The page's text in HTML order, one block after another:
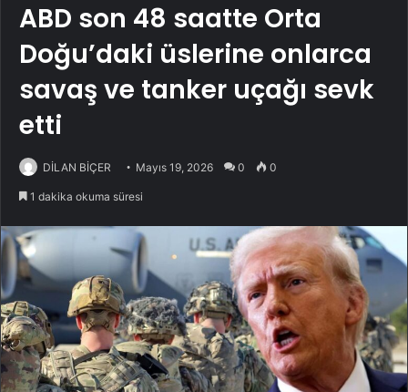
ABD son 48 saatte Orta
Doğu’daki üslerine onlarca
savaş ve tanker uçağı sevk
etti
DİLAN BİÇER Mayıs 19, 2026 0 0
1 dakika okuma süresi